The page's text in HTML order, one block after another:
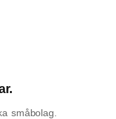
småbolag.